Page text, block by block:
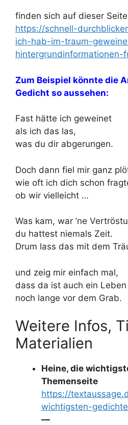
finden sich auf dieser
https://schnell-
ich-hab-im-traum-
hintergrundinformationen-
Zum Beispiel könnte die
Gedicht so aussehen:
Fast hätte ich geweinet
als ich das las,
was du dir abgerungen.
Doch dann fiel mir ganz
wie oft ich dich schon
ob wir vielleicht …
Was kam, war ’ne
du hattest niemals Zeit.
Drum lass das mit dem
und zeig mir einfach mal,
dass da ist auch ein Leben
noch lange vor dem Grab.
Weitere Infos,
Materialien
Heine, die
Themenseite
https://
wichtigsten-gedichte
—